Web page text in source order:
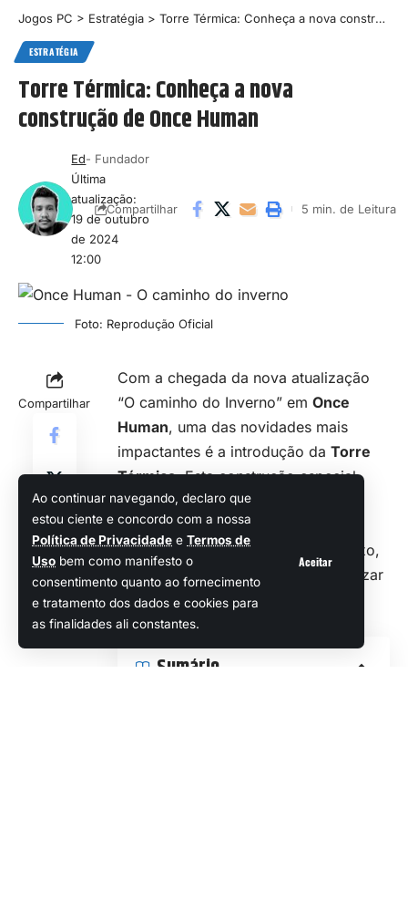
Ao continuar navegando, declaro que
estou ciente e concordo com a nossa
Política de Privacidade e Termos de
Uso bem como manifesto o
consentimento quanto ao fornecimento
e tratamento dos dados e cookies para
as finalidades ali constantes.
Aceitar
Jogos PC > Estratégia > Torre Térmica: Conheça a nova construção de Once Human
ESTRATÉGIA
Torre Térmica: Conheça a nova
construção de Once Human
Última
atualização:
19 de outubro
de 2024
12:00
Ed- Fundador
Compartilhar 5 min. de Leitura
Foto: Reprodução Oficial
Compartilhar
Com a chegada da nova atualização
“O caminho do Inverno” em Once
Human, uma das novidades mais
impactantes é a introdução da Torre
Térmica. Esta construção especial
promete alterar a dinâmica do jogo,
oferecendo benefícios estratégicos
essenciais para os jogadores. Abaixo,
explicamos como desbloquear, utilizar
e maximizar os efeitos dessa
novidade.
Sumário